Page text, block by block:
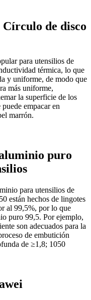
de disco
para utensilios de
térmica, lo que
y uniforme, de modo que
más uniforme,
la superficie de los
empacar en
marrón.
puro
para utensilios de
están hechos de lingotes
al 99,5%, por lo que
puro 99,5. Por ejemplo,
son adecuados para la
de embutición
de ≥1,8; 1050